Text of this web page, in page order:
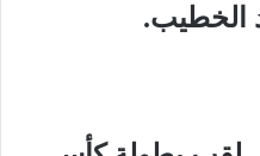
الخطيب.